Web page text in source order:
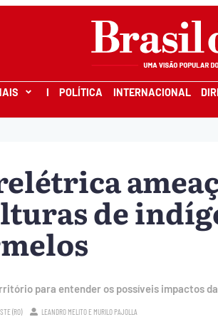
I POLÍTICA INTERNACIONAL
de
para entender os possíveis impactos
(RO) LEANDRO MELITO E MURILO PAJOLLA